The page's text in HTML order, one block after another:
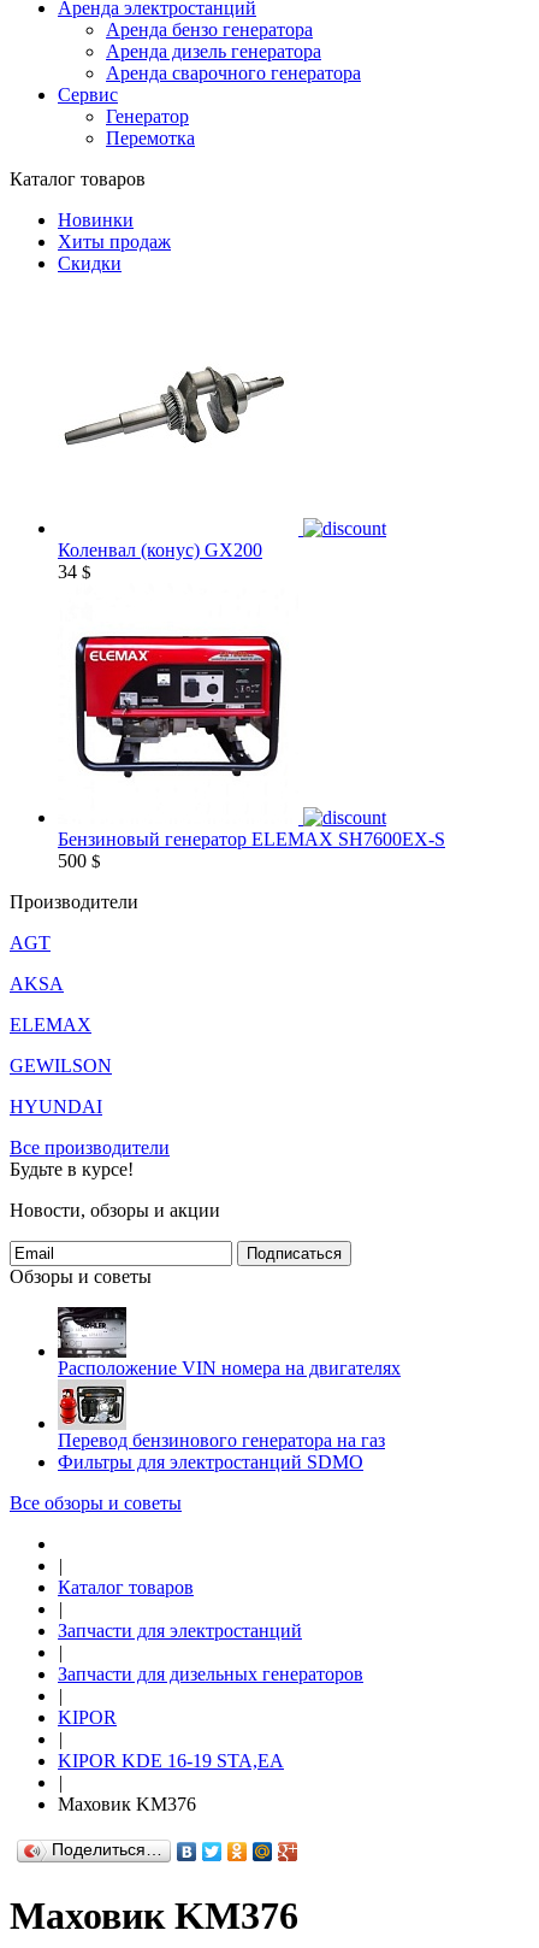
Аренда электростанций
Аренда бензо генератора
Аренда дизель генератора
Аренда сварочного генератора
Сервис
Генератор
Перемотка
Каталог товаров
Новинки
Хиты продаж
Скидки
Коленвал (конус) GX200
34 $
Бензиновый генератор ELEMAX SH7600EX-S
500 $
Производители
AGT
AKSA
ELEMAX
GEWILSON
HYUNDAI
Все производители
Будьте в курсе!
Новости, обзоры и акции
Подписаться
Обзоры и советы
Расположение VIN номера на двигателях
Перевод бензинового генератора на газ
Фильтры для электростанций SDMO
Все обзоры и советы
|
Каталог товаров
|
Запчасти для электростанций
|
Запчасти для дизельных генераторов
|
KIPOR
|
KIPOR KDE 16-19 STA,EA
|
Маховик KM376
Поделиться…
Маховик KM376